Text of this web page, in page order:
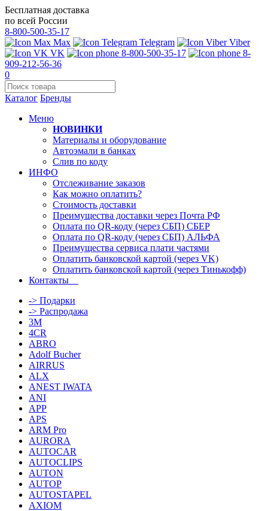
Бесплатная доставка
по всей России
8-800-500-35-17
Max
Telegram
Viber
VK
8-800-500-35-17
8-
909-212-56-36
0
Каталог Бренды
Меню
НОВИНКИ
Материалы и оборудование
Автоэмали в банках
Слив по коду
ИНФО
Отслеживание заказов
Как можно оплатить?
Стоимость доставки
Преимущества доставки через Почта РФ
Оплата по QR-коду (через СБП) СБЕР
Оплата по QR-коду (через СБП) АЛЬФА
Преимущества сервиса плати частями
Оплатить банковской картой (через VK)
Оплатить банковской картой (через Тинькофф)
Контакты
-> Подарки
-> Распродажа
3M
4CR
ABRO
Adolf Bucher
AIRRUS
ALX
ANEST IWATA
ANI
APP
APS
ARM Pro
AURORA
AUTOCAR
AUTOCLIPS
AUTON
AUTOP
AUTOSTAPEL
AXIOM